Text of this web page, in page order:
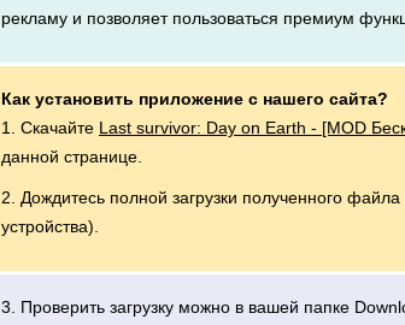
рекламу и позволяет пользоваться премиум
Как установить приложение с нашего сайта?
1. Скачайте Last survivor: Day on Earth - [MOD
данной странице.
2. Дождитесь полной загрузки полученного
устройства).
3. Проверить загрузку можно в вашей папке